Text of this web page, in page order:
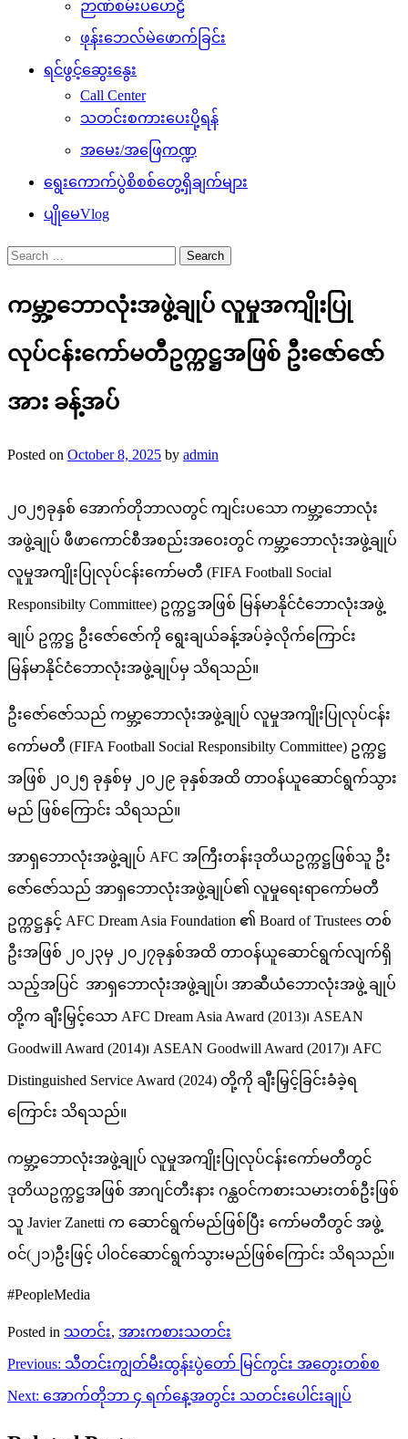
ဉာဏ်စမ်းပဟေဠိ
ဖုန်းဘေလ်မဲဖောက်ခြင်း
ရင်ဖွင့်ဆွေးနွေး
Call Center
သတင်းစကားပေးပို့ရန်
အမေး/အဖြေကဏ္ဍ
ရွေးကောက်ပွဲစိစစ်တွေ့ရှိချက်များ
ပျိုမေVlog
Search
for:
ကမ္ဘာ့ဘောလုံးအဖွဲ့ချုပ် လူမှုအကျိုးပြု
လုပ်ငန်းကော်မတီဥက္ကဋ္ဌအဖြစ် ဦးဇော်ဇော်
အား ခန့်အပ်
Posted on October 8, 2025 by admin
၂၀၂၅ခုနှစ် အောက်တိုဘာလတွင် ကျင်းပသော ကမ္ဘာ့ဘောလုံး
အဖွဲ့ချုပ် ဖီဖာကောင်စီအစည်းအဝေးတွင် ကမ္ဘာ့ဘောလုံးအဖွဲ့ချုပ်
လူမှုအကျိုးပြုလုပ်ငန်းကော်မတီ (FIFA Football Social
Responsibilty Committee) ဥက္ကဋ္ဌအဖြစ် မြန်မာနိုင်ငံဘောလုံးအဖွဲ့
ချုပ် ဥက္ကဋ္ဌ ဦးဇော်ဇော်ကို ရွေးချယ်ခန့်အပ်ခဲ့လိုက်ကြောင်း
မြန်မာနိုင်ငံဘောလုံးအဖွဲ့ချုပ်မှ သိရသည်။
ဦးဇော်ဇော်သည် ကမ္ဘာ့ဘောလုံးအဖွဲ့ချုပ် လူမှုအကျိုးပြုလုပ်ငန်း
ကော်မတီ (FIFA Football Social Responsibilty Committee) ဥက္ကဋ္ဌ
အဖြစ် ၂၀၂၅ ခုနှစ်မှ ၂၀၂၉ ခုနှစ်အထိ တာဝန်ယူဆောင်ရွက်သွား
မည် ဖြစ်ကြောင်း သိရသည်။
အာရှဘောလုံးအဖွဲ့ချုပ် AFC အကြီးတန်းဒုတိယဥက္ကဋ္ဌဖြစ်သူ ဦး
ဇော်ဇော်သည် အာရှဘောလုံးအဖွဲ့ချုပ်၏ လူမှုရေးရာကော်မတီ
ဥက္ကဋ္ဌနှင့် AFC Dream Asia Foundation ၏ Board of Trustees တစ်
ဦးအဖြစ် ၂၀၂၃မှ ၂၀၂၇ခုနှစ်အထိ တာဝန်ယူဆောင်ရွက်လျက်ရှိ
သည့်အပြင် အာရှဘောလုံးအဖွဲ့ချုပ်၊ အာဆီယံဘောလုံးအဖွဲ့ ချုပ်
တို့က ချီးမြှင့်သော AFC Dream Asia Award (2013)၊ ASEAN
Goodwill Award (2014)၊ ASEAN Goodwill Award (2017)၊ AFC
Distinguished Service Award (2024) တို့ကို ချီးမြှင့်ခြင်းခံခဲ့ရ
ကြောင်း သိရသည်။
ကမ္ဘာ့ဘောလုံးအဖွဲ့ချုပ် လူမှုအကျိုးပြုလုပ်ငန်းကော်မတီတွင်
ဒုတိယဥက္ကဋ္ဌအဖြစ် အာဂျင်တီးနား ဂန္ထဝင်ကစားသမားတစ်ဦးဖြစ်
သူ Javier Zanetti က ဆောင်ရွက်မည်ဖြစ်ပြီး ကော်မတီတွင် အဖွဲ့
ဝင်(၂၁)ဦးဖြင့် ပါဝင်ဆောင်ရွက်သွားမည်ဖြစ်ကြောင်း သိရသည်။
#PeopleMedia
Posted in သတင်း, အားကစားသတင်း
Post
navigation
Previous: သီတင်းကျွတ်မီးထွန်းပွဲတော် မြင်ကွင်း အတွေးတစ်စ
Next: အောက်တိုဘာ ၄ ရက်နေ့အတွင်း သတင်းပေါင်းချုပ်